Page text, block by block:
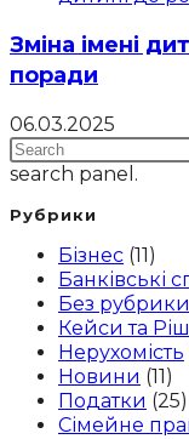
Зміна імені
поради
06.03.2025
search panel.
Рубрики
Бізнес (11)
Банківські
Без рубрики
Кейси та
Нерухомість
Новини (11)
Податки (25)
Сімейне